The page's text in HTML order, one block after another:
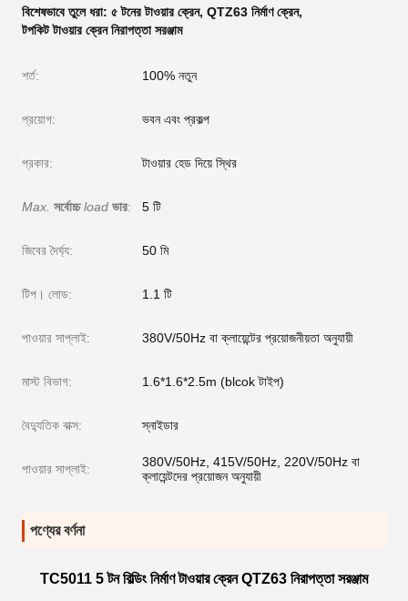
বিশেষভাবে তুলে ধরা: ৫ টনের টাওয়ার ক্রেন, QTZ63 নির্মাণ ক্রেন,
টপকিট টাওয়ার ক্রেন নিরাপত্তা সরঞ্জাম
শর্ত: 100% নতুন
প্রয়োগ: ভবন এবং প্রকল্প
প্রকার: টাওয়ার হেড দিয়ে স্থির
Max. সর্বোচ্চ load ভার: 5 টি
জিবের দৈর্ঘ্য: 50 মি
টিপ। লোড: 1.1 টি
পাওয়ার সাপ্লাই: 380V/50Hz বা ক্লায়েন্টের প্রয়োজনীয়তা অনুযায়ী
মাস্ট বিভাগ: 1.6*1.6*2.5m (blcok টাইপ)
বৈদ্যুতিক বাক্স: স্নাইডার
পাওয়ার সাপ্লাই:
380V/50Hz, 415V/50Hz, 220V/50Hz বা
ক্লায়েন্টদের প্রয়োজন অনুযায়ী
পণ্যের বর্ণনা
TC5011 5 টন বিল্ডিং নির্মাণ টাওয়ার ক্রেন QTZ63 নিরাপত্তা সরঞ্জাম